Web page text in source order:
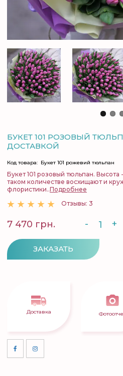
БУКЕТ 101 РОЗОВЫЙ
ДОСТАВКОЙ
Код товара: Букет 101 рожевий тюльпан
Букет 101 розовый тюльпан.
таком количестве восхищают и
флористики..Подробнее
Отзывы: 3
7 470 грн. - +
ЗАКАЗАТЬ
Доставка